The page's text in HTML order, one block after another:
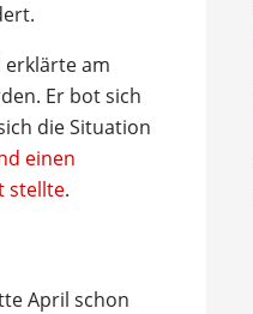
erklärte am
Er bot sich
die Situation
einen
stellte.
April schon